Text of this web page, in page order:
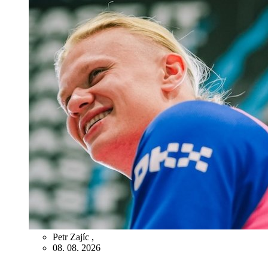
Petr Zajíc ,
08. 08. 2026